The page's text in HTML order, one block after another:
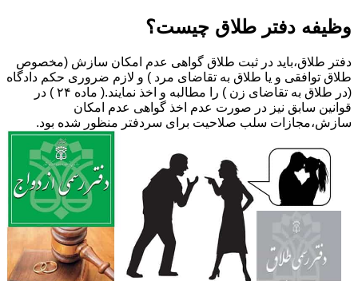
وظیفه دفتر طلاق چیست؟
دفتر طلاق،باید در ثبت طلاق گواهی عدم امکان سازش (مخصوص
طلاق توافقی و یا طلاق به تقاضای مرد ) و لازم ضروری حکم دادگاه
(در طلاق به تقاضای زن ) را مطالبه و اخذ نمایند.( ماده ۲۴ ) در
قوانین سابق نیز در صورت عدم اخذ گواهی عدم امکان
سازش،مجازات سلب صلاحیت برای سردفتر منظور شده بود.